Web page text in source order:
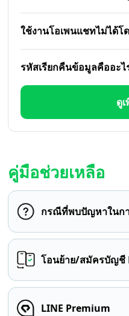
ใช้งานโอเพนแชทไม่ได้โ
รหัสเรียกคืนข้อมูลคืออะไ
ดู
คู่มือช่วยเหลือ
กรณีที่พบปัญหาในก
โอนย้าย/สมัครบัญชี
LINE Premium